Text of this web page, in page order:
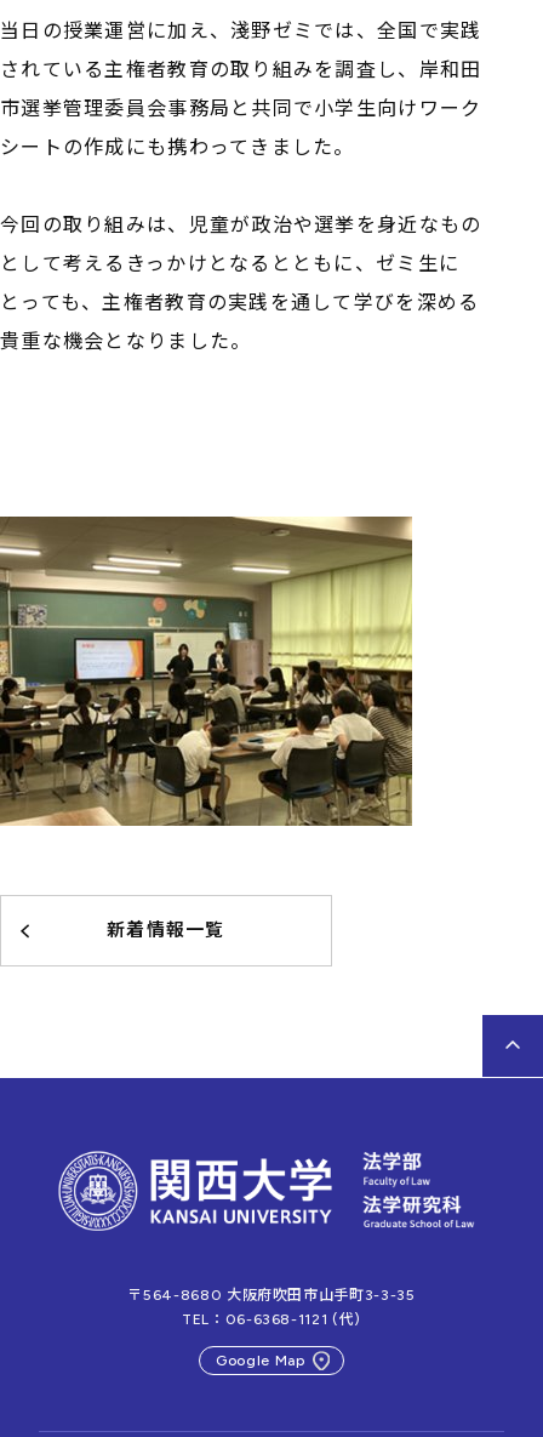
当日の授業運営に加え、淺野ゼミでは、全国で実践
されている主権者教育の取り組みを調査し、岸和田
市選挙管理委員会事務局と共同で小学生向けワーク
シートの作成にも携わってきました。
今回の取り組みは、児童が政治や選挙を身近なもの
として考えるきっかけとなるとともに、ゼミ生に
とっても、主権者教育の実践を通して学びを深める
貴重な機会となりました。
新着情報一覧
〒564-8680 大阪府吹田市山手町3-3-35
TEL：06-6368-1121 (代)
Google Map